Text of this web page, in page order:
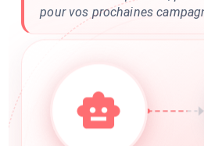
pour vos prochaines